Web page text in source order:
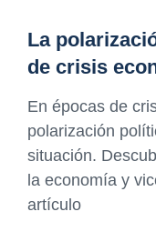
La
de crisis
En épocas de
polarización
situación.
la economía y
artículo